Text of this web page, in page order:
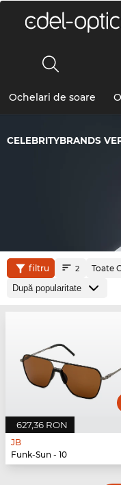
Ochelari de soare
CELEBRITYBRANDS
filtru 2 Toate
627,36 RON
JB
Funk-Sun - 10